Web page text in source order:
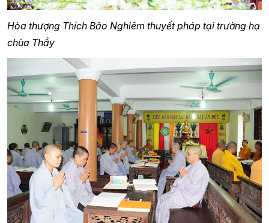
Hòa thượng Thích Bảo Nghiêm thuyết pháp tại trường hạ
chùa Thầy